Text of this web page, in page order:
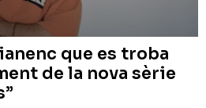
que es troba
de la nova sèrie